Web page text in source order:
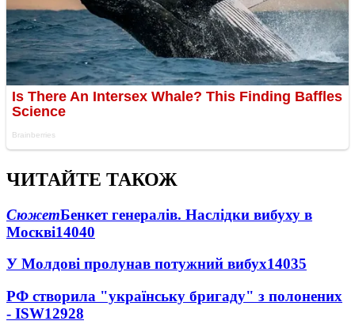
ЧИТАЙТЕ ТАКОЖ
СюжетБенкет генералів. Наслідки вибуху в
Москві14040
У Молдові пролунав потужний вибух14035
РФ створила "українську бригаду" з полонених
- ISW12928